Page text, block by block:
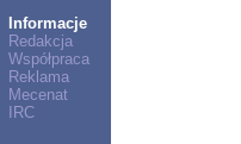
Informacje
Redakcja
Współpraca
Reklama
Mecenat
IRC